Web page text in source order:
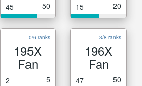
45 50 15 20
0/6 ranks
195X
Fan
2 5
3/8 ranks
196X
Fan
47 50